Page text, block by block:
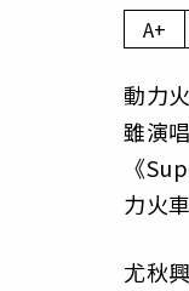
A+
動力
雖演
《
力火
尤秋